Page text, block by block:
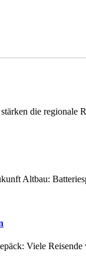
die
Altbau:
Viele